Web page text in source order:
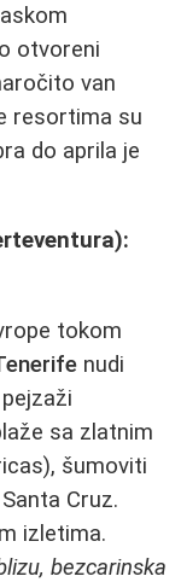
otvoreni
van
resortima su
do aprila je
tokom
nudi
sa zlatnim
šumoviti
Cruz.
izletima.
bezcarinska